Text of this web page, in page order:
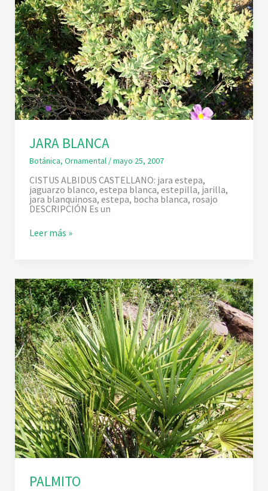
JARA BLANCA
Botánica, Ornamental/mayo 25, 2007
CISTUS ALBIDUS CASTELLANO: jara estepa,
jaguarzo blanco, estepa blanca, estepilla, jarilla,
jara blanquinosa, estepa, bocha blanca, rosajo
DESCRIPCIÓN Es un
J
L
A
N
C
A
Leer más »
PALMITO